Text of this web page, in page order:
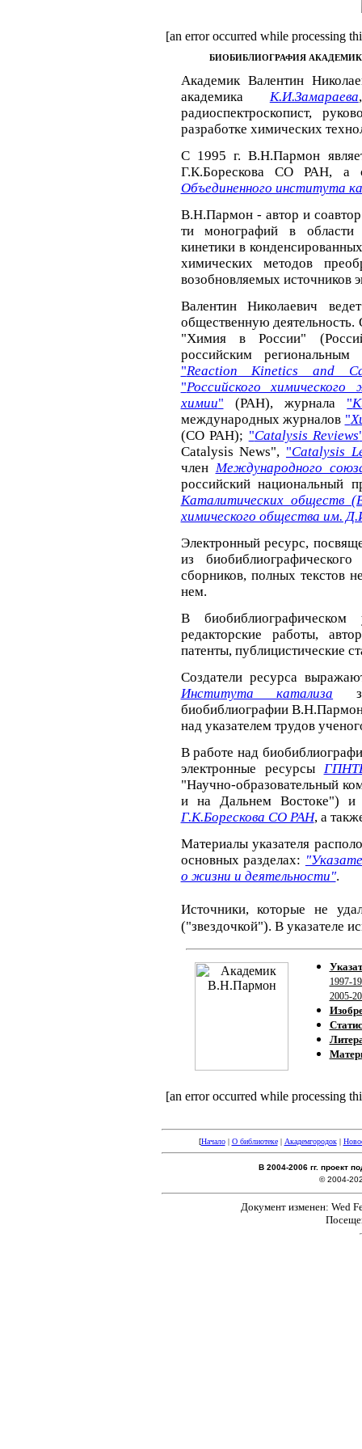
[an error occurred while processing
БИОБИБЛИОГРАФИЯ
Академик Валентин
академика К.И.Замараева
радиоспектроскопист,
разработке химических
С 1995 г. В.Н.Пармон
Г.К.Борескова СО РАН, а
Объединенного института
В.Н.Пармон - автор и
ти монографий в области
кинетики в
химических методов
возобновляемых источников
Валентин Николаевич
общественную
"Химия в России"
российским
"Reaction Kinetics and
"Российского химического
химии" (РАН), журнала "
международных журналов "
(СО РАН); "Catalysis Reviews
Catalysis News", "Catalysis
член Международного
российский национальный
Каталитических обществ
химического общества им.
Электронный ресурс,
из
сборников, полных текстов
нем.
В
редакторские работы,
патенты, публицистические
Создатели ресурса
Института катализа
биобиблиографии
над указателем трудов
В работе над
электронные ресурсы
"Научно-образовательный
и на Дальнем Востоке")
Г.К.Борескова СО РАН, а
Материалы указателя
основных разделах:
о жизни и деятельности".
Источники, которые не
("звездочкой"). В указателе
1997-
2005-
[an error occurred while processing
[Начало| О библиотеке| Академгородок|
В 2004-2006 гг. проект
© 2004-
Документ изменен: Wed